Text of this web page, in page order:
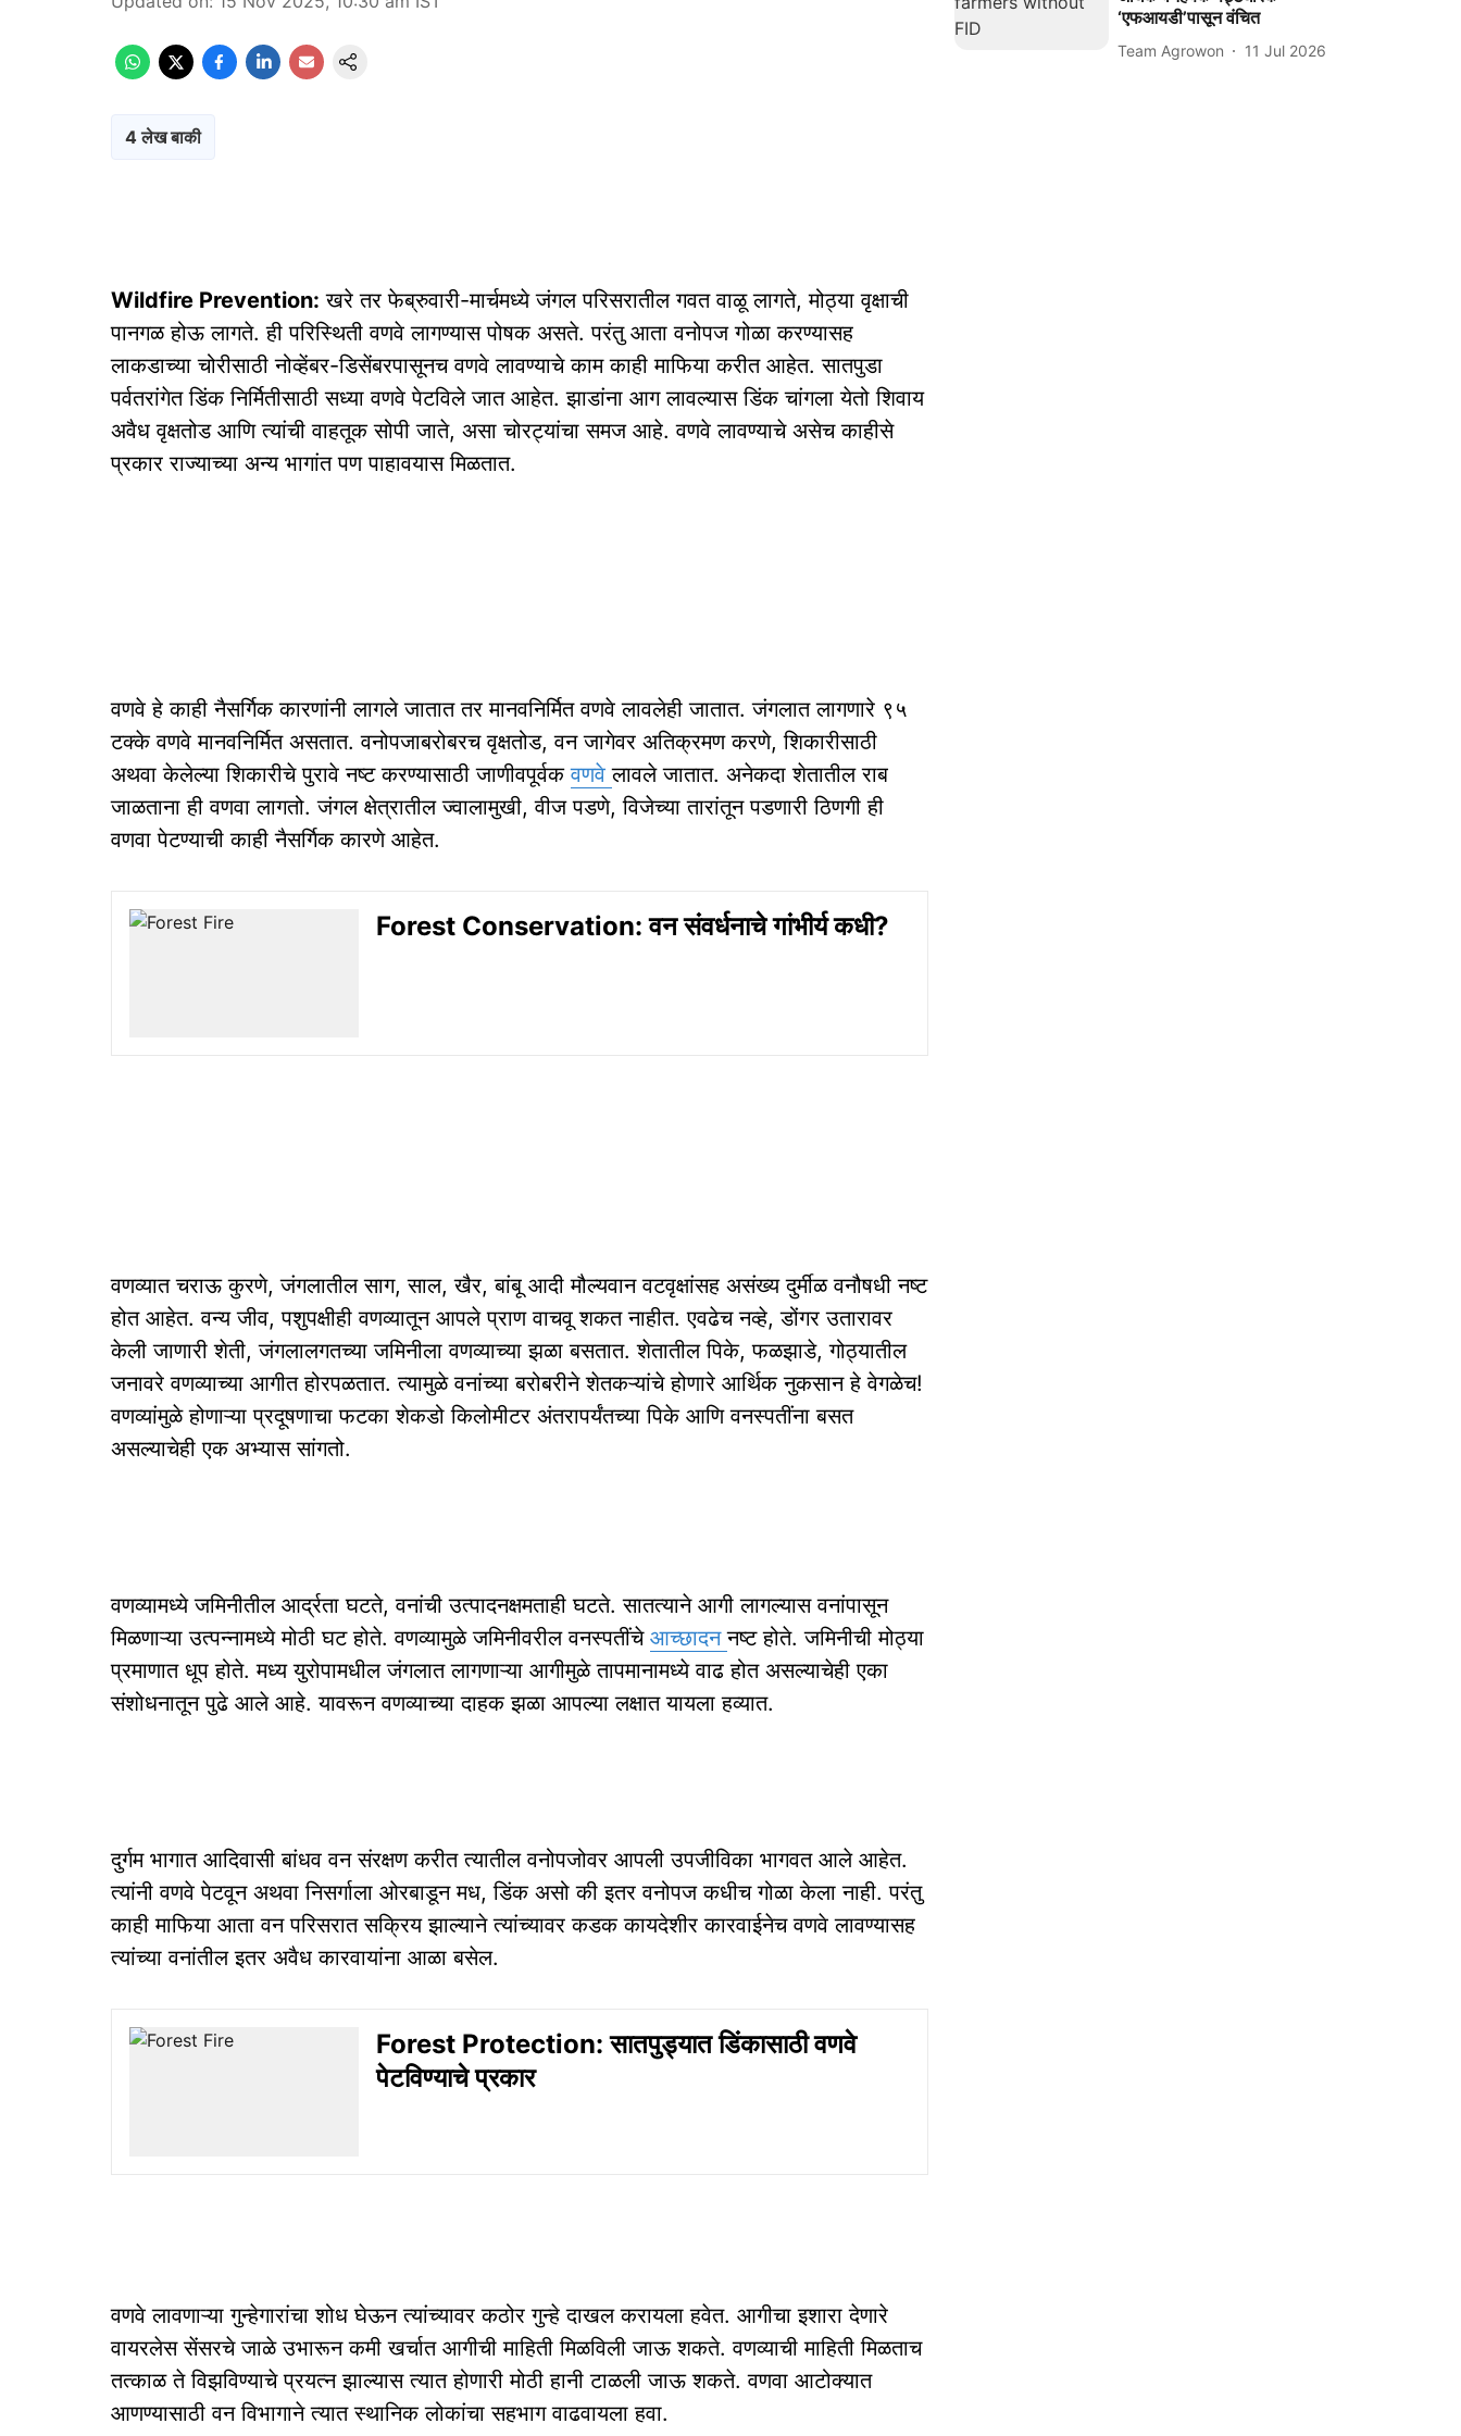
4 लेख बाकी
Wildfire Prevention: खरे तर फेब्रुवारी-मार्चमध्ये जंगल परिसरातील गवत वाळू लागते, मोठ्या वृक्षाची
पानगळ होऊ लागते. ही परिस्थिती वणवे लागण्यास पोषक असते. परंतु आता वनोपज गोळा करण्यासह
लाकडाच्या चोरीसाठी नोव्हेंबर-डिसेंबरपासूनच वणवे लावण्याचे काम काही माफिया करीत आहेत. सातपुडा
पर्वतरांगेत डिंक निर्मितीसाठी सध्या वणवे पेटविले जात आहेत. झाडांना आग लावल्यास डिंक चांगला येतो शिवाय
अवैध वृक्षतोड आणि त्यांची वाहतूक सोपी जाते, असा चोरट्यांचा समज आहे. वणवे लावण्याचे असेच काहीसे
प्रकार राज्याच्या अन्य भागांत पण पाहावयास मिळतात.
वणवे हे काही नैसर्गिक कारणांनी लागले जातात तर मानवनिर्मित वणवे लावलेही जातात. जंगलात लागणारे ९५
टक्के वणवे मानवनिर्मित असतात. वनोपजाबरोबरच वृक्षतोड, वन जागेवर अतिक्रमण करणे, शिकारीसाठी
अथवा केलेल्या शिकारीचे पुरावे नष्ट करण्यासाठी जाणीवपूर्वकवणवेलावले जातात. अनेकदा शेतातील राब
जाळताना ही वणवा लागतो. जंगल क्षेत्रातील ज्वालामुखी, वीज पडणे, विजेच्या तारांतून पडणारी ठिणगी ही
वणवा पेटण्याची काही नैसर्गिक कारणे आहेत.
Forest Conservation: वन संवर्धनाचे गांभीर्य कधी?
वणव्यात चराऊ कुरणे, जंगलातील साग, साल, खैर, बांबू आदी मौल्यवान वटवृक्षांसह असंख्य दुर्मीळ वनौषधी नष्ट
होत आहेत. वन्य जीव, पशुपक्षीही वणव्यातून आपले प्राण वाचवू शकत नाहीत. एवढेच नव्हे, डोंगर उतारावर
केली जाणारी शेती, जंगलालगतच्या जमिनीला वणव्याच्या झळा बसतात. शेतातील पिके, फळझाडे, गोठ्यातील
जनावरे वणव्याच्या आगीत होरपळतात. त्यामुळे वनांच्या बरोबरीने शेतकऱ्यांचे होणारे आर्थिक नुकसान हे वेगळेच!
वणव्यांमुळे होणाऱ्या प्रदूषणाचा फटका शेकडो किलोमीटर अंतरापर्यंतच्या पिके आणि वनस्पतींना बसत
असल्याचेही एक अभ्यास सांगतो.
वणव्यामध्ये जमिनीतील आर्द्रता घटते, वनांची उत्पादनक्षमताही घटते. सातत्याने आगी लागल्यास वनांपासून
मिळणाऱ्या उत्पन्नामध्ये मोठी घट होते. वणव्यामुळे जमिनीवरील वनस्पतींचे आच्छादननष्ट होते. जमिनीची मोठ्या
प्रमाणात धूप होते. मध्य युरोपामधील जंगलात लागणाऱ्या आगीमुळे तापमानामध्ये वाढ होत असल्याचेही एका
संशोधनातून पुढे आले आहे. यावरून वणव्याच्या दाहक झळा आपल्या लक्षात यायला हव्यात.
दुर्गम भागात आदिवासी बांधव वन संरक्षण करीत त्यातील वनोपजोवर आपली उपजीविका भागवत आले आहेत.
त्यांनी वणवे पेटवून अथवा निसर्गाला ओरबाडून मध, डिंक असो की इतर वनोपज कधीच गोळा केला नाही. परंतु
काही माफिया आता वन परिसरात सक्रिय झाल्याने त्यांच्यावर कडक कायदेशीर कारवाईनेच वणवे लावण्यासह
त्यांच्या वनांतील इतर अवैध कारवायांना आळा बसेल.
Forest Protection: सातपुड्यात डिंकासाठी वणवे
पेटविण्याचे प्रकार
वणवे लावणाऱ्या गुन्हेगारांचा शोध घेऊन त्यांच्यावर कठोर गुन्हे दाखल करायला हवेत. आगीचा इशारा देणारे
वायरलेस सेंसरचे जाळे उभारून कमी खर्चात आगीची माहिती मिळविली जाऊ शकते. वणव्याची माहिती मिळताच
तत्काळ ते विझविण्याचे प्रयत्न झाल्यास त्यात होणारी मोठी हानी टाळली जाऊ शकते. वणवा आटोक्यात
आणण्यासाठी वन विभागाने त्यात स्थानिक लोकांचा सहभाग वाढवायला हवा.
‘एफआयडी’पासून वंचित
Team Agrowon 11 Jul 2026